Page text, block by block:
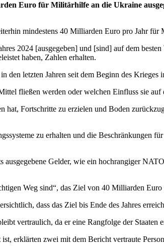
Euro für Militärhilfe an die Ukraine
mindestens 40 Milliarden Euro pro Jahr für
2024 [ausgegeben] und [sind] auf dem
haben, Zahlen erhalten.
letzten Jahren seit dem Beginn des Krieges
fließen werden oder welchen Einfluss sie
hat, Fortschritte zu erzielen und Boden
zu erhalten und die Beschränkungen
Gelder, wie ein hochrangiger
Weg sind“, das Ziel von 40 Milliarden Euro
dass das Ziel bis Ende des Jahres
vertraulich, da er eine Rangfolge der Staaten
erklärten zwei mit dem Bericht vertraute